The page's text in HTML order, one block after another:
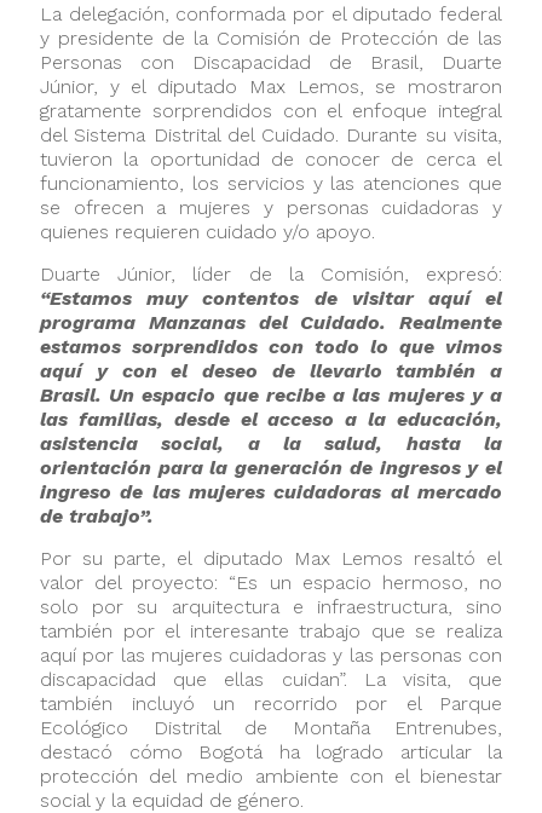
La delegación, conformada por el diputado federal
y presidente de la Comisión de Protección de las
Personas con Discapacidad de Brasil, Duarte
Júnior, y el diputado Max Lemos, se mostraron
gratamente sorprendidos con el enfoque integral
del Sistema Distrital del Cuidado. Durante su visita,
tuvieron la oportunidad de conocer de cerca el
funcionamiento, los servicios y las atenciones que
se ofrecen a mujeres y personas cuidadoras y
quienes requieren cuidado y/o apoyo.
Duarte Júnior, líder de la Comisión, expresó:
“Estamos muy contentos de visitar aquí el
programa Manzanas del Cuidado. Realmente
estamos sorprendidos con todo lo que vimos
aquí y con el deseo de llevarlo también a
Brasil. Un espacio que recibe a las mujeres y a
las familias, desde el acceso a la educación,
asistencia social, a la salud, hasta la
orientación para la generación de ingresos y el
ingreso de las mujeres cuidadoras al mercado
de trabajo”.
Por su parte, el diputado Max Lemos resaltó el
valor del proyecto: “Es un espacio hermoso, no
solo por su arquitectura e infraestructura, sino
también por el interesante trabajo que se realiza
aquí por las mujeres cuidadoras y las personas con
discapacidad que ellas cuidan”. La visita, que
también incluyó un recorrido por el Parque
Ecológico Distrital de Montaña Entrenubes,
destacó cómo Bogotá ha logrado articular la
protección del medio ambiente con el bienestar
social y la equidad de género.